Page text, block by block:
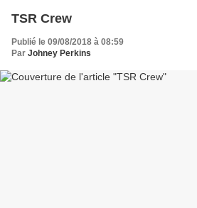
TSR Crew
Publié le 09/08/2018 à 08:59
Par Johney Perkins